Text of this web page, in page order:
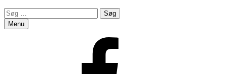
Search
Søg
efter:
Menu